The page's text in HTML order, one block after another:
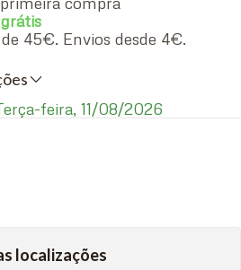
45€. Envios desde 4€.
feira, 11/08/2026
localizações